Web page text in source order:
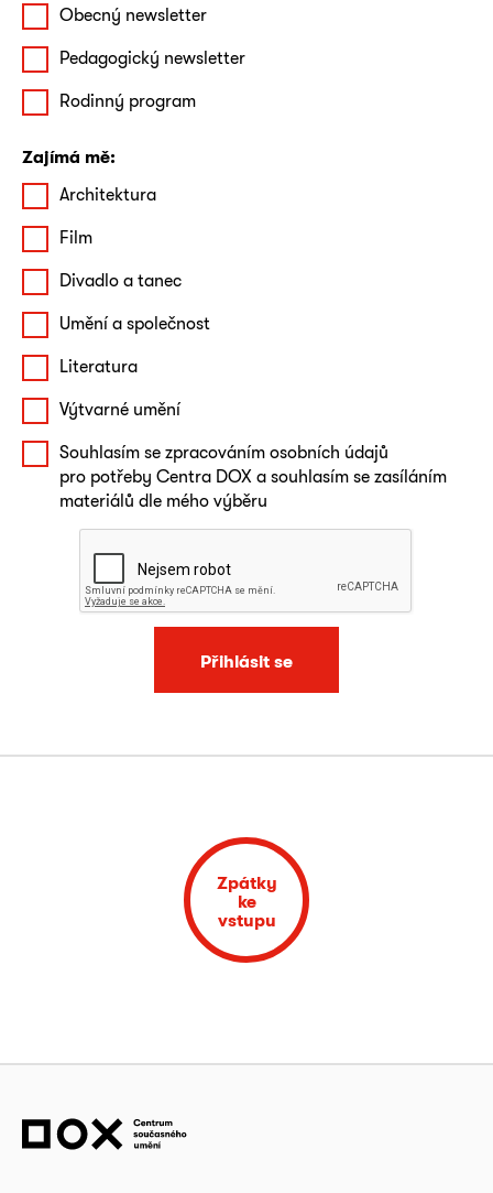
Obecný newsletter
Pedagogický newsletter
Rodinný program
Zajímá mě:
Architektura
Film
Divadlo a tanec
Umění a společnost
Literatura
Výtvarné umění
Souhlasím se zpracováním osobních údajů
pro potřeby Centra DOX a souhlasím se zasíláním
materiálů dle mého výběru
Přihlásit se
Zpátky
ke
vstupu